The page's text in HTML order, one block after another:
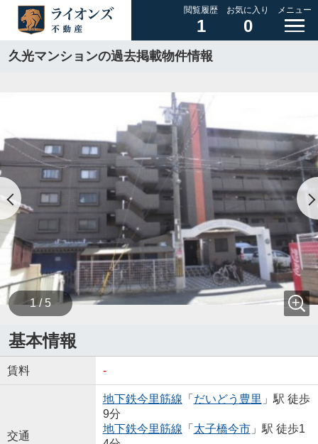
閲覧履歴
1
お気に入り
0
メニュー
久光マンションの過去掲載物件情報
1 / 5
基本情報
賃料 -
交通
地下鉄今里筋線 「 だいどう豊里 」駅 徒歩
9分
地下鉄今里筋線 「 太子橋今市」駅 徒歩1